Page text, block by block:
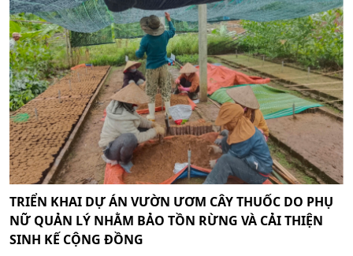
TRIỂN KHAI DỰ ÁN VƯỜN ƯƠM CÂY THUỐC DO PHỤ
NỮ QUẢN LÝ NHẰM BẢO TỒN RỪNG VÀ CẢI THIỆN
SINH KẾ CỘNG ĐỒNG